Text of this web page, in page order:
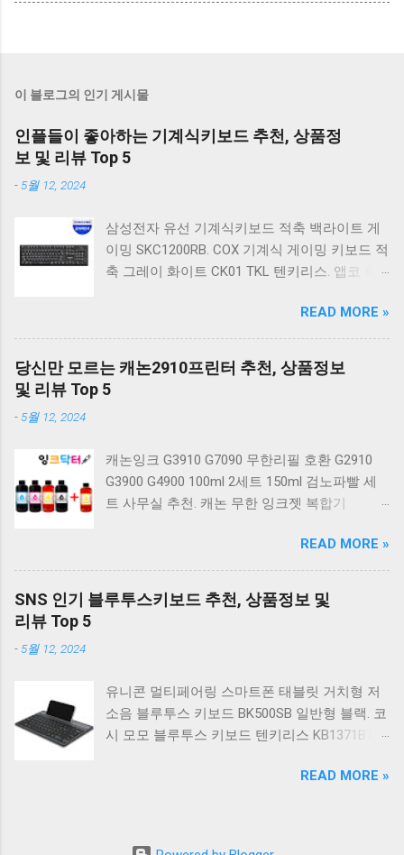
이 블로그의 인기 게시물
인플들이 좋아하는 기계식키보드 추천, 상품정
보 및 리뷰 Top 5
- 5월 12, 2024
삼성전자 유선 기계식키보드 적축 백라이트 게
이밍 SKC1200RB. COX 기계식 게이밍 키보드 적
축 그레이 화이트 CK01 TKL 텐키리스. 앱코 축
랙 K560 일반형. 앱코 K517 레트로 기계식 게이
밍 유선키보드 갈축 일반형 레트로 베이지. 체리
키보드 G803000S TKL RGB 게이밍 텐키리스 기
계식 키보드 4종 축 선택 저소음적축 블랙. 체리
베이지 K517 Retro. COX CK01 교체축 사이드
RGB 게이밍 기계식 키보드 네이비 CK01NV적축
일반형. 체리키보드 XTRFY MX BOARD 3.1 RGB
COX 기계식 게이밍 키보드 갈축 그레이 화이트
CK01 TKL 텐키리스 기계식키보드 구매를 고려
하실 때, 추가 할인 혜택을 놓치지 마세요. 다양
정이 많이 어려우시죠? 특히 기계식키보드 같은
상품을 고를 때는 더 고민이 많을 수 밖에 없습
니다. 다양한 상품들을 상세스펙 과 가격 을 꼼
READ MORE »
당신만 모르는 캐논2910프린터 추천, 상품정보
및 리뷰 Top 5
- 5월 12, 2024
캐논잉크 G3910 G7090 무한리필 호환 G2910
G3900 G4900 100ml 2세트 150ml 검노파빨 세
트 사무실 추천. 캐논 무한 잉크젯 복합기
논 PIXMA G2910 잉크포함 정품 무한복합기 컬
러 잉크젯복합기 가정용프린터 상세정보참조.
캐논 G시리즈 프린터 정품 헤드 카트리지
G1900 G2900 G3900 G4900 G2910 G3910
G4902 G4910 G4911 리필 잉크 1개 GI990
500ml 4색세트. 캐논 빌트인 정품무한 복합기
G2910 정품잉크 포함충전잉크4색 추가증정. 캐
잉크 4색세트 G3910 G3900 G2900 G4900
합기 G6091 캐논2910프린터 구매를 고려하실
READ MORE »
SNS 인기 블루투스키보드 추천, 상품정보 및
리뷰 Top 5
- 5월 12, 2024
유니콘 멀티페어링 스마트폰 태블릿 거치형 저
소음 블루투스 키보드 BK500SB 일반형 블랙. 코
시 모모 블루투스 키보드 텐키리스 KB1371BT
K380S. 로지텍 무선키보드 텐키리스 스모키 블
이식 블루투스 키보드 OABTKBDA 퓨어 화이트.
READ MORE »